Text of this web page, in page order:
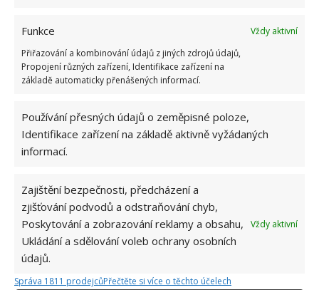
Funkce
Vždy aktivní
Přiřazování a kombinování údajů z jiných zdrojů údajů,
Propojení různých zařízení, Identifikace zařízení na
základě automaticky přenášených informací.
Používání přesných údajů o zeměpisné poloze,
Identifikace zařízení na základě aktivně vyžádaných
informací.
Zajištění bezpečnosti, předcházení a
zjišťování podvodů a odstraňování chyb,
Poskytování a zobrazování reklamy a obsahu,
Ukládání a sdělování voleb ochrany osobních
údajů.
Vždy aktivní
Správa 1811 prodejcůPřečtěte si více o těchto účelech
Přidejte svůj názor
Jiří Kolář
Absolvent České zemědělské
možné najít v j...[Více o autorovi]